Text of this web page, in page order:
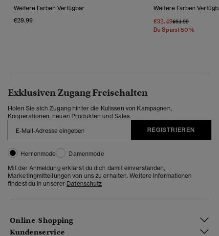
Weitere Farben Verfügbar
€29.99
Weitere Farben
€32.49Preis Wurde
€64.99Bis
Du Sparst 50 %
Exklusiven Zugang Freischalten
Holen Sie sich Zugang hinter die Kulissen von Kampagnen,
Kooperationen, neuen Produkten und Sales.
REGISTRIEREN
Herrenmode
Damenmode
Mit der Anmeldung erklärst du dich damit einverstanden,
Marketingmitteilungen von uns zu erhalten. Weitere Informationen
findest du in unserer Datenschutz
Online-Shopping
Kundenservice